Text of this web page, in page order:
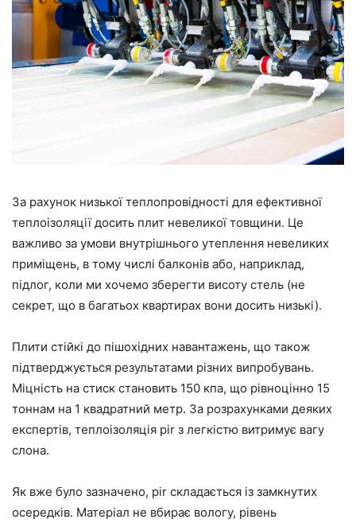
За рахунок низької теплопровідності для ефективної
теплоізоляції досить плит невеликої товщини. Це
важливо за умови внутрішнього утеплення невеликих
приміщень, в тому числі балконів або, наприклад,
підлог, коли ми хочемо зберегти висоту стель (не
секрет, що в багатьох квартирах вони досить низькі).
Плити стійкі до пішохідних навантажень, що також
підтверджується результатами різних випробувань.
Міцність на стиск становить 150 кпа, що рівноцінно 15
тоннам на 1 квадратний метр. За розрахунками деяких
експертів, теплоізоляція pir з легкістю витримує вагу
слона.
Як вже було зазначено, pir складається із замкнутих
осередків. Матеріал не вбирає вологу, рівень